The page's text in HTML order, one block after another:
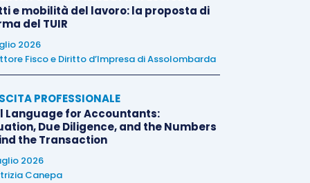
e mobilità del lavoro: la proposta di
del TUIR
2026
Fisco e Diritto d’Impresa di Assolombarda
PROFESSIONALE
Language for Accountants:
Due Diligence, and the Numbers
the Transaction
2026
Canepa